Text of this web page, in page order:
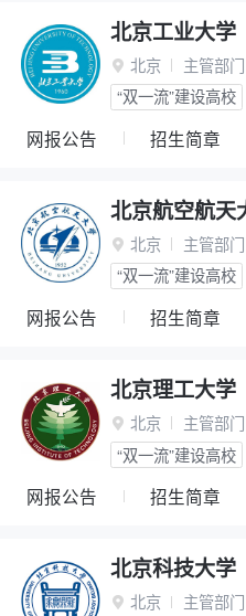
北京工业大学
 北京 主管部门
“双一流”建设高校
网报公告 招生简章
北京航空航天
 北京 主管部门
“双一流”建设高校
网报公告 招生简章
北京理工大学
 北京 主管部门
“双一流”建设高校
网报公告 招生简章
北京科技大学
 北京 主管部门